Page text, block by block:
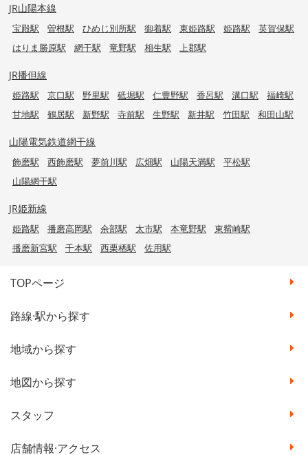
JR山陽本線
宝殿駅 曽根駅 ひめじ別所駅 御着駅 東姫路駅 姫路駅
英賀保駅
はりま勝原駅
網干駅 竜野駅 相生駅 上郡駅
JR播但線
姫路駅 京口駅 野里駅 砥堀駅 仁豊野駅 香呂駅 溝口駅
福崎駅
甘地駅
鶴居駅 新野駅 寺前駅 生野駅 新井駅 竹田駅 和田山駅
山陽電気鉄道網干線
飾磨駅 西飾磨駅 夢前川駅 広畑駅 山陽天満駅
平松駅
山陽網干駅
JR姫新線
姫路駅 播磨高岡駅 余部駅 太市駅 本竜野駅
東觜崎駅
播磨新宮駅
千本駅 西栗栖駅 佐用駅
TOPページ
路線·駅から探す
地域から探す
地図から探す
スタッフ
店舗情報·アクセス